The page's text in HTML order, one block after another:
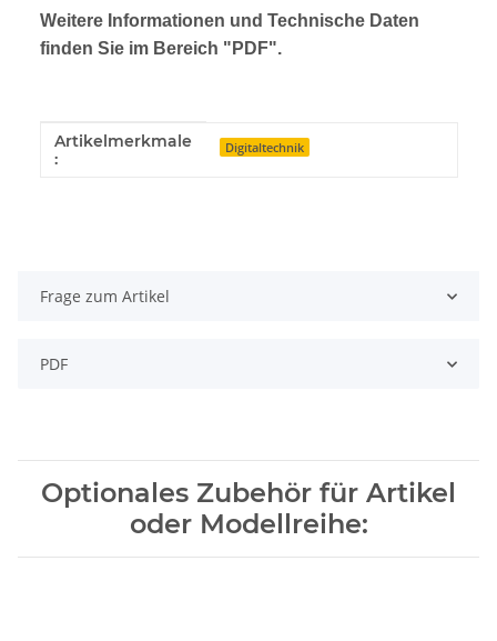
Weitere Informationen und Technische Daten
finden Sie im Bereich "PDF".
Produkteigenschaft
Wert
Artikelmerkmale
:
Digitaltechnik
Frage zum Artikel
PDF
Optionales Zubehör für Artikel
oder Modellreihe: